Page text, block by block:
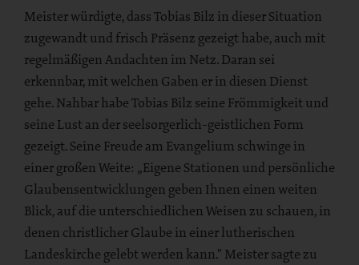
Meister würdigte, dass Tobias Bilz in dieser Situation
zugewandt und frisch Präsenz gezeigt habe, auch mit
regelmäßigen Andachten im Netz. Daran sei
erkennbar, mit welchen Gaben er in diesen Dienst
gehe. Nahbar habe Tobias Bilz seine Frömmigkeit und
seine Lust an der seelsorgerlich-geistlichen Form
gezeigt. Seine Freude am Evangelium schwinge in
einer großen Weite: „Eigene Stationen und persönliche
Glaubensentwicklungen geben Ihnen einen weiten
Blick, auf die unterschiedlichen Weisen zu schauen, in
denen christlicher Glaube in einer lutherischen
Landeskirche gelebt werden kann." Meister sagte zu